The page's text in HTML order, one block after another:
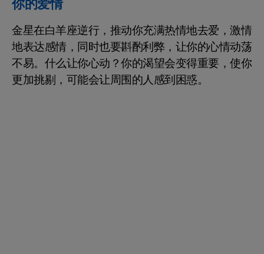
你的爱情
金星在白羊座逆行，推动你充满热情地去爱，激情
地表达感情，同时也要斟酌利弊，让你的心情动荡
不易。什么让你心动？你的渴望会变得重要，使你
更加挑剔，可能会让周围的人感到困惑。